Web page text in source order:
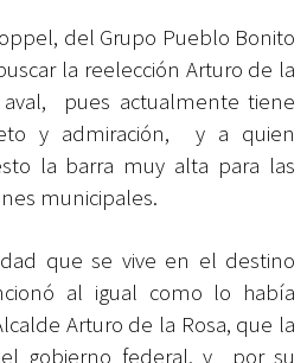
del Grupo Pueblo Bonito
la reelección Arturo de la
aval, pues actualmente tiene
y admiración, y a quien
la barra muy alta para las
municipales.
que se vive en el destino
al igual como lo había
Arturo de la Rosa, que la
gobierno federal, y por su